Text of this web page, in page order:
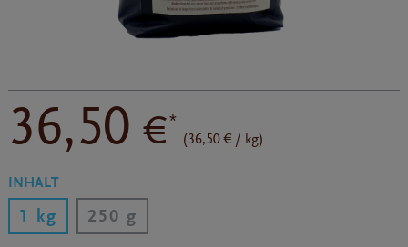
36,50€*
(36,50 € / kg)
INHALT
1 kg 250 g